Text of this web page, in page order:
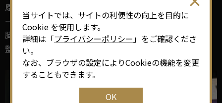
原作：青木琴美「僕の初恋をキミに捧ぐ」（小学館フラワ
ーコミックス刊）
脚本：坂東賢治
監督：新城毅彦
当サイトでは、サイトの利便性の向上を目的に
Cookie を使用します。
詳細は「プライバシーポリシー 」をご確認くださ
い。
なお、ブラウザの設定によりCookieの機能を変更
することもできます。
OK